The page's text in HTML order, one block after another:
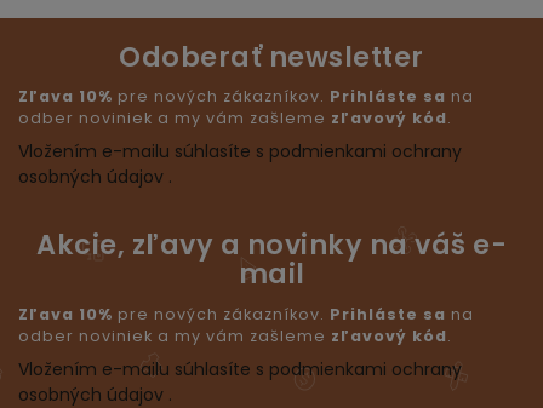
Odoberať newsletter
Zľava 10% pre nových zákazníkov. Prihláste sa na
odber noviniek a my vám zašleme zľavový kód.
Vložením e-mailu súhlasíte s podmienkami ochrany
osobných údajov .
Akcie, zľavy a novinky na váš e-
mail
Zľava 10% pre nových zákazníkov. Prihláste sa na
odber noviniek a my vám zašleme zľavový kód.
Vložením e-mailu súhlasíte s podmienkami ochrany
osobných údajov .